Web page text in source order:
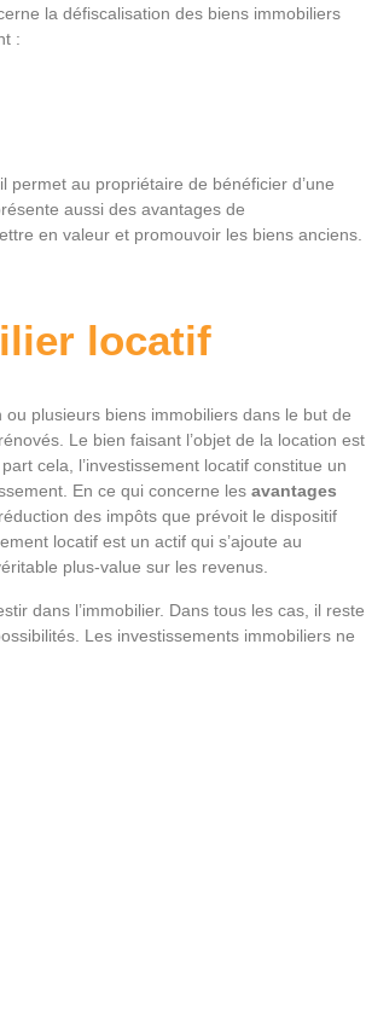
la défiscalisation des biens immobiliers
:
permet au propriétaire de bénéficier d’une
aussi des avantages de
en valeur et promouvoir les biens anciens.
locatif
plusieurs biens immobiliers dans le but de
Le bien faisant l’objet de la location est
cela, l’investissement locatif constitue un
En ce qui concerne les avantages
des impôts que prévoit le dispositif
locatif est un actif qui s’ajoute au
plus-value sur les revenus.
dans l’immobilier. Dans tous les cas, il reste
Les investissements immobiliers ne